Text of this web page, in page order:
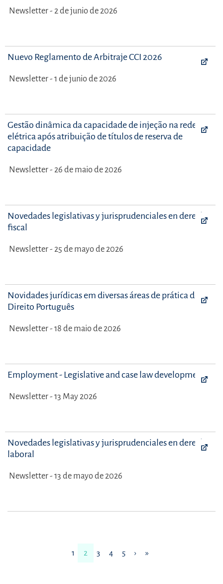
Newsletter - 2 de junio de 2026
Nuevo Reglamento de Arbitraje CCI 2026
Newsletter - 1 de junio de 2026
Gestão dinâmica da capacidade de injeção na rede
elétrica após atribuição de títulos de reserva de
capacidade
Newsletter - 26 de maio de 2026
Novedades legislativas y jurisprudenciales en derecho
fiscal
Newsletter - 25 de mayo de 2026
Novidades jurídicas em diversas áreas de prática do
Direito Português
Newsletter - 18 de maio de 2026
Employment - Legislative and case law developments
Newsletter - 13 May 2026
Novedades legislativas y jurisprudenciales en derecho
laboral
Newsletter - 13 de mayo de 2026
1 2 3 4 5 › »